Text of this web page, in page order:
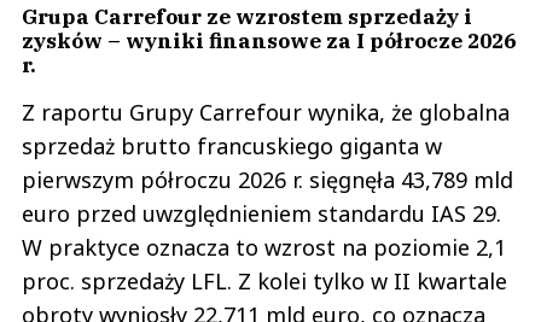
Grupa Carrefour ze wzrostem sprzedaży i
zysków ­– wyniki finansowe za I półrocze 2026
r.
Z raportu Grupy Carrefour wynika, że globalna
sprzedaż brutto francuskiego giganta w
pierwszym półroczu 2026 r. sięgnęła 43,789 mld
euro przed uwzględnieniem standardu IAS 29.
W praktyce oznacza to wzrost na poziomie 2,1
proc. sprzedaży LFL. Z kolei tylko w II kwartale
obroty wyniosły 22,711 mld euro, co oznacza